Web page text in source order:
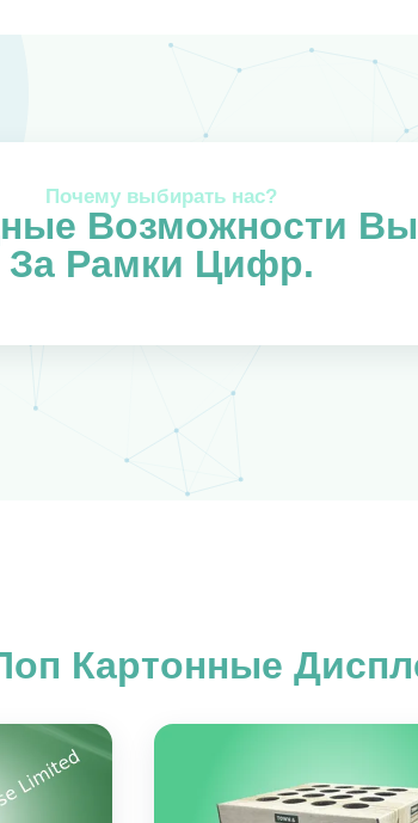
Почему выбирать нас?
Возможности
За Рамки Цифр.
Картонные